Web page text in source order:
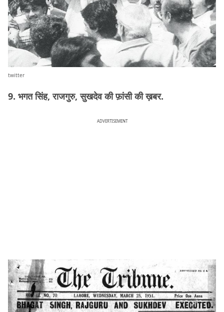
twitter
9. भगत सिंह, राजगुरु, सुखदेव की फ़ांसी की ख़बर.
ADVERTISEMENT